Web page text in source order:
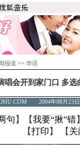
报道 >> 华语
唱会开到家门口 多选
2004年08月
句 】【我要“揪”错
【打印 】 【 关